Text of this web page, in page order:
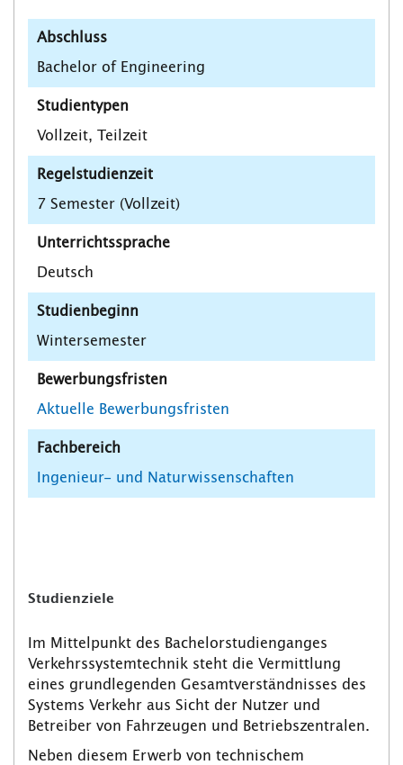
Abschluss
Bachelor of Engineering
Studientypen
Vollzeit, Teilzeit
Regelstudienzeit
7 Semester (Vollzeit)
Unterrichtssprache
Deutsch
Studienbeginn
Wintersemester
Bewerbungsfristen
Aktuelle Bewerbungsfristen
Fachbereich
Ingenieur- und Naturwissenschaften
Studienziele
Im Mittelpunkt des Bachelorstudienganges
Verkehrssystemtechnik steht die Vermittlung
eines grundlegenden Gesamtverständnisses des
Systems Verkehr aus Sicht der Nutzer und
Betreiber von Fahrzeugen und Betriebszentralen.
Neben diesem Erwerb von technischem